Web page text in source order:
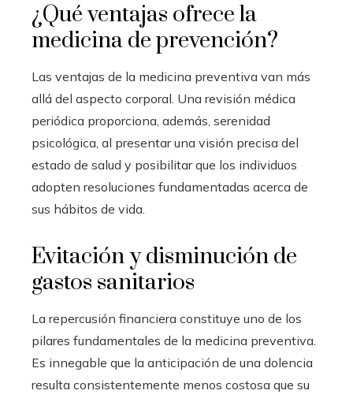
¿Qué ventajas ofrece la
medicina de prevención?
Las ventajas de la medicina preventiva van más
allá del aspecto corporal. Una revisión médica
periódica proporciona, además, serenidad
psicológica, al presentar una visión precisa del
estado de salud y posibilitar que los individuos
adopten resoluciones fundamentadas acerca de
sus hábitos de vida.
Evitación y disminución de
gastos sanitarios
La repercusión financiera constituye uno de los
pilares fundamentales de la medicina preventiva.
Es innegable que la anticipación de una dolencia
resulta consistentemente menos costosa que su